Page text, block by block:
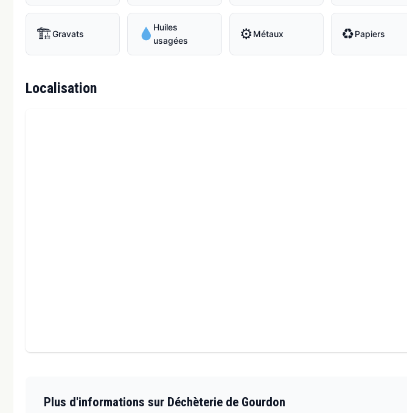
🏗Gravats
Huiles
usagées
⚙Métaux ♻Papiers
Localisation
Plus d'informations sur Déchèterie de Gourdon